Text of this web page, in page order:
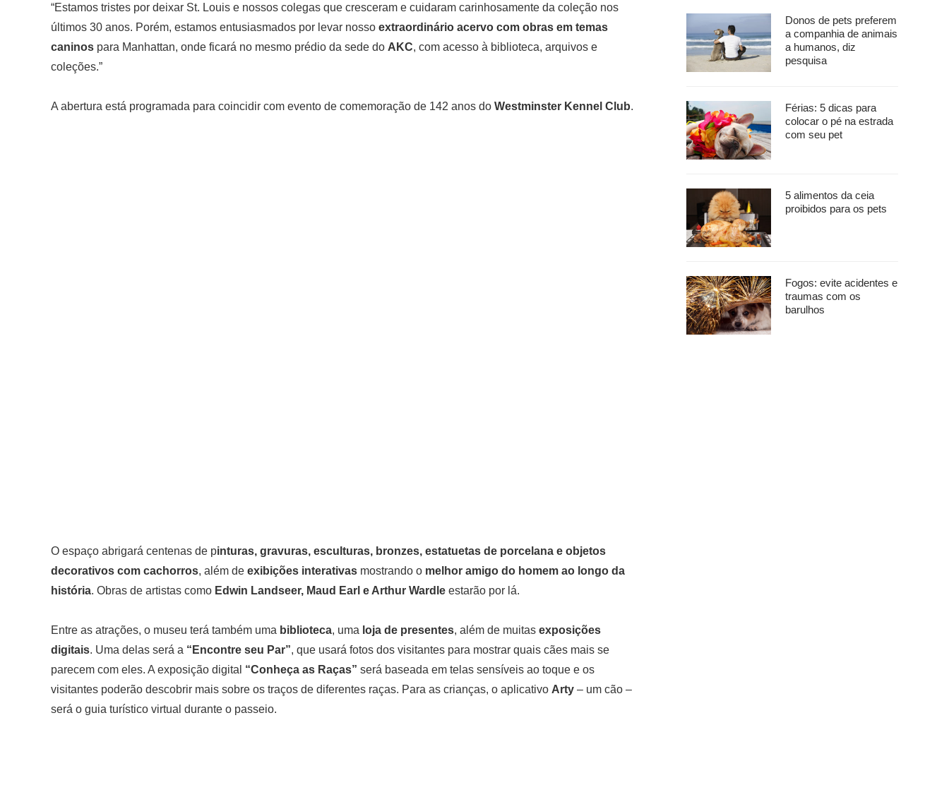
“Estamos tristes por deixar St. Louis e nossos colegas que cresceram e cuidaram carinhosamente da coleção nos
últimos 30 anos. Porém, estamos entusiasmados por levar nosso extraordinário acervo com obras em temas
caninos para Manhattan, onde ficará no mesmo prédio da sede do AKC, com acesso à biblioteca, arquivos e
coleções.”
A abertura está programada para coincidir com evento de comemoração de 142 anos do Westminster Kennel Club.
O espaço abrigará centenas de pinturas, gravuras, esculturas, bronzes, estatuetas de porcelana e objetos
decorativos com cachorros, além de exibições interativas mostrando o melhor amigo do homem ao longo da
história. Obras de artistas como Edwin Landseer, Maud Earl e Arthur Wardle estarão por lá.
Entre as atrações, o museu terá também uma biblioteca, uma loja de presentes, além de muitas exposições
digitais. Uma delas será a “Encontre seu Par”, que usará fotos dos visitantes para mostrar quais cães mais se
parecem com eles. A exposição digital “Conheça as Raças” será baseada em telas sensíveis ao toque e os
visitantes poderão descobrir mais sobre os traços de diferentes raças. Para as crianças, o aplicativo Arty – um cão –
será o guia turístico virtual durante o passeio.
Donos de pets preferem
a companhia de animais
a humanos, diz
pesquisa
Férias: 5 dicas para
colocar o pé na estrada
com seu pet
5 alimentos da ceia
proibidos para os pets
Fogos: evite acidentes e
traumas com os
barulhos